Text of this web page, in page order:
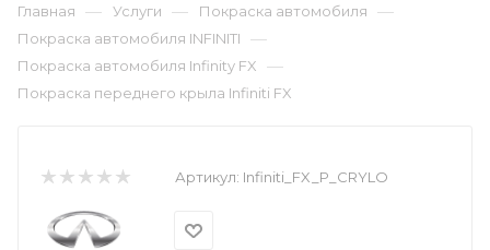
Главная — Услуги — Покраска автомобиля —
Покраска автомобиля INFINITI —
Покраска автомобиля Infinity FX —
Покраска переднего крыла Infiniti FX
Артикул: Infiniti_FX_P_CRYLO